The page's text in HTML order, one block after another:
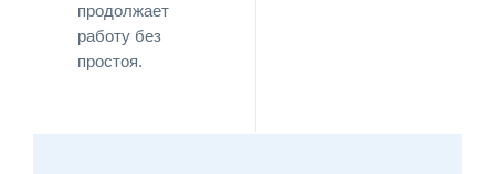
продолжает
работу без
простоя.